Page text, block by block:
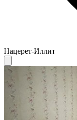
Нацерет-Иллит